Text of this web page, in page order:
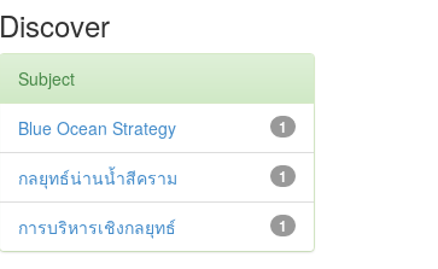
Discover
Subject
1
Blue Ocean Strategy
1
กลยุทธ์น่านน้ำสีคราม
1
การบริหารเชิงกลยุทธ์